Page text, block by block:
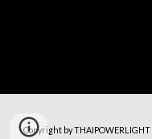
Copyright by THAIPOWERLIGHT